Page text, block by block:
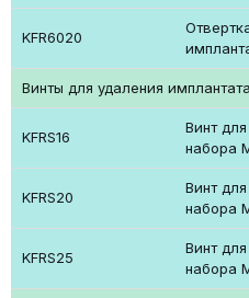
KFR6020
Винты для удаления имплантата
KFRS16
Винт
набора
KFRS20
Винт
набора
KFRS25
Винт
набора